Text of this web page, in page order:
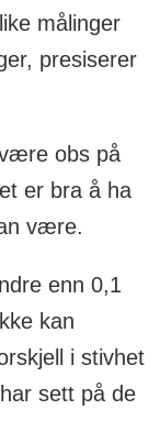
målinger
presiserer
obs på
er bra å ha
være.
enn 0,1
kan
i stivhet
sett på de